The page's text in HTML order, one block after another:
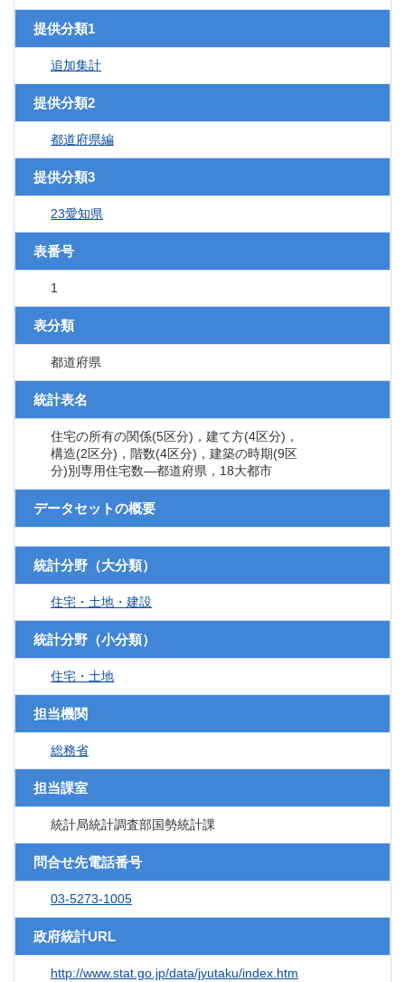
提供分類1
追加集計
提供分類2
都道府県編
提供分類3
23愛知県
表番号
1
表分類
都道府県
統計表名
住宅の所有の関係(5区分)，建て方(4区分)，
構造(2区分)，階数(4区分)，建築の時期(9区
分)別専用住宅数―都道府県，18大都市
データセットの概要
統計分野（大分類）
住宅・土地・建設
統計分野（小分類）
住宅・土地
担当機関
総務省
担当課室
統計局統計調査部国勢統計課
問合せ先電話番号
03-5273-1005
政府統計URL
http://www.stat.go.jp/data/jyutaku/index.htm